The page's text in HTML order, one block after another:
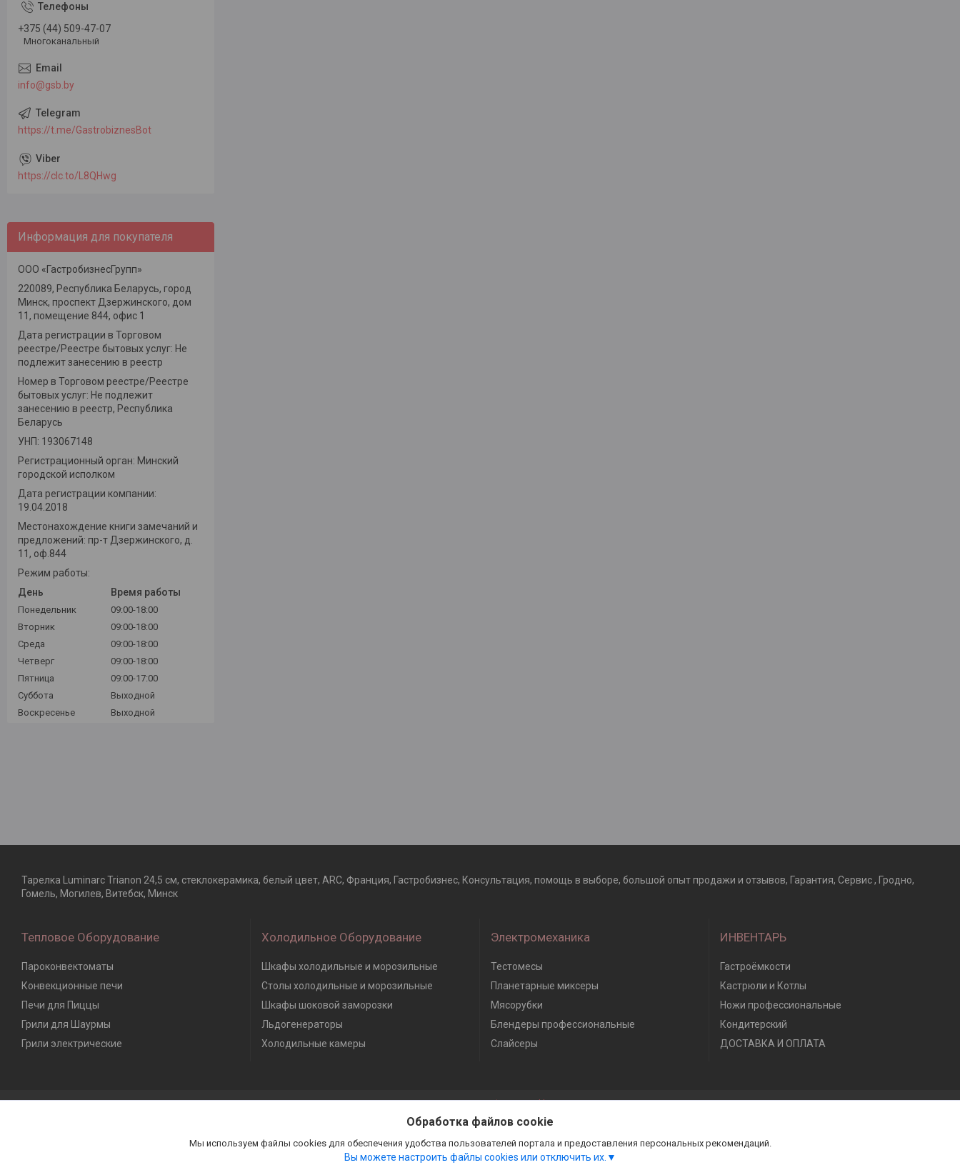
+375 (44) 509-47-07
Многоканальный
info@gsb.by
https://t.me/GastrobiznesBot
https://clc.to/L8QHwg
Информация для покупателя
ООО «ГастробизнесГрупп»
220089, Республика Беларусь, город
Минск, проспект Дзержинского, дом
11, помещение 844, офис 1
Дата регистрации в Торговом
реестре/Реестре бытовых услуг: Не
подлежит занесению в реестр
Номер в Торговом реестре/Реестре
бытовых услуг: Не подлежит
занесению в реестр, Республика
Беларусь
УНП: 193067148
Регистрационный орган: Минский
городской исполком
Дата регистрации компании:
19.04.2018
Местонахождение книги замечаний и
предложений: пр-т Дзержинского, д.
11, оф.844
Режим работы:
День
Время работы
Понедельник
09:00-18:00
Вторник
09:00-18:00
Среда
09:00-18:00
Четверг
09:00-18:00
Пятница
09:00-17:00
Суббота
Выходной
Воскресенье
Выходной
Тарелка Luminarc Trianon 24,5 см, стеклокерамика, белый цвет, ARC, Франция, Гастробизнес, Консультация, помощь в выборе, большой опыт продажи и отзывов, Гарантия, Сервис , Гродно,
Гомель, Могилев, Витебск, Минск
Тепловое Оборудование
Пароконвектоматы
Конвекционные печи
Печи для Пиццы
Грили для Шаурмы
Грили электрические
Холодильное Оборудование
Шкафы холодильные и морозильные
Столы холодильные и морозильные
Шкафы шоковой заморозки
Льдогенераторы
Холодильные камеры
Электромеханика
Тестомесы
Планетарные миксеры
Мясорубки
Блендеры профессиональные
Слайсеры
ИНВЕНТАРЬ
Гастроёмкости
Кастрюли и Котлы
Ножи профессиональные
Кондитерский
ДОСТАВКА И ОПЛАТА
Сайт создан на платформе Deal.by
Политика обработки файлов cookies
Обработка файлов cookie
Мы используем файлы cookies для обеспечения удобства пользователей портала и предоставления персональных рекомендаций.
Вы можете настроить файлы cookies или отключить их.
Гастробизнес |
Пожаловаться на контент
Select Language ▼